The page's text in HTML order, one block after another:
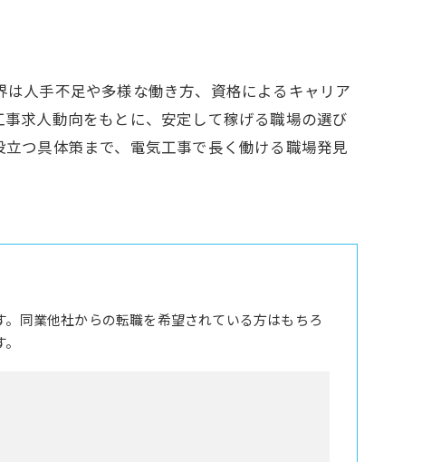
人手不足や多様な働き方、資格によるキャリア
求人動向をもとに、安定して稼げる職場の選び
つ具体策まで、電気工事で長く働ける職場発見
同業他社からの転職を希望されている方はもちろ